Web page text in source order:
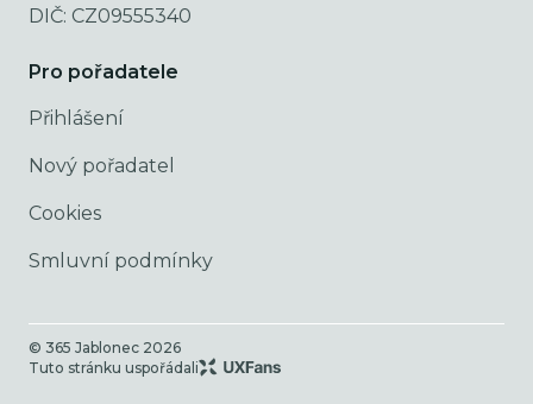
DIČ: CZ09555340
Pro pořadatele
Přihlášení
Nový pořadatel
Cookies
Smluvní podmínky
© 365 Jablonec 2026
Tuto stránku uspořádali